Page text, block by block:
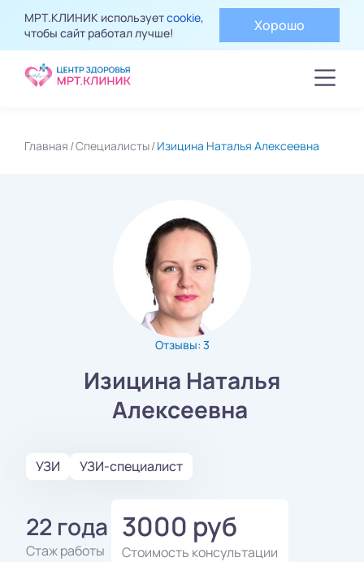
МРТ.КЛИНИК используетcookie,
чтобы сайт работал лучше!
Хорошо
Главная Специалисты Изицина Наталья Алексеевна
Отзывы: 3
Изицина Наталья
Алексеевна
УЗИ УЗИ-специалист
22 года
Стаж работы
3000 руб
Стоимость консультации